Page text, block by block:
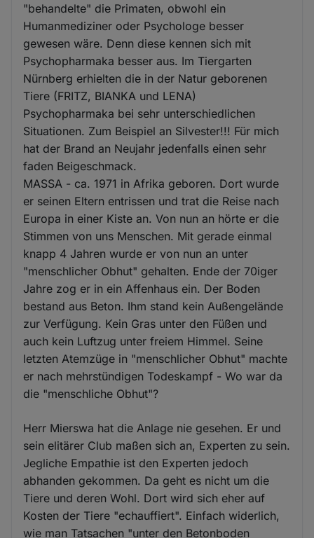
"behandelte" die Primaten, obwohl ein
Humanmediziner oder Psychologe besser
gewesen wäre. Denn diese kennen sich mit
Psychopharmaka besser aus. Im Tiergarten
Nürnberg erhielten die in der Natur geborenen
Tiere (FRITZ, BIANKA und LENA)
Psychopharmaka bei sehr unterschiedlichen
Situationen. Zum Beispiel an Silvester!!! Für mich
hat der Brand an Neujahr jedenfalls einen sehr
faden Beigeschmack.
MASSA - ca. 1971 in Afrika geboren. Dort wurde
er seinen Eltern entrissen und trat die Reise nach
Europa in einer Kiste an. Von nun an hörte er die
Stimmen von uns Menschen. Mit gerade einmal
knapp 4 Jahren wurde er von nun an unter
"menschlicher Obhut" gehalten. Ende der 70iger
Jahre zog er in ein Affenhaus ein. Der Boden
bestand aus Beton. Ihm stand kein Außengelände
zur Verfügung. Kein Gras unter den Füßen und
auch kein Luftzug unter freiem Himmel. Seine
letzten Atemzüge in "menschlicher Obhut" machte
er nach mehrstündigen Todeskampf - Wo war da
die "menschliche Obhut"?
Herr Mierswa hat die Anlage nie gesehen. Er und
sein elitärer Club maßen sich an, Experten zu sein.
Jegliche Empathie ist den Experten jedoch
abhanden gekommen. Da geht es nicht um die
Tiere und deren Wohl. Dort wird sich eher auf
Kosten der Tiere "echauffiert". Einfach widerlich,
wie man Tatsachen "unter den Betonboden